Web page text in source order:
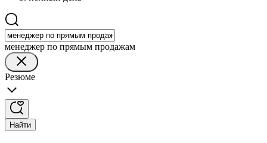
менеджер по прямым продажам
Резюме
Найти